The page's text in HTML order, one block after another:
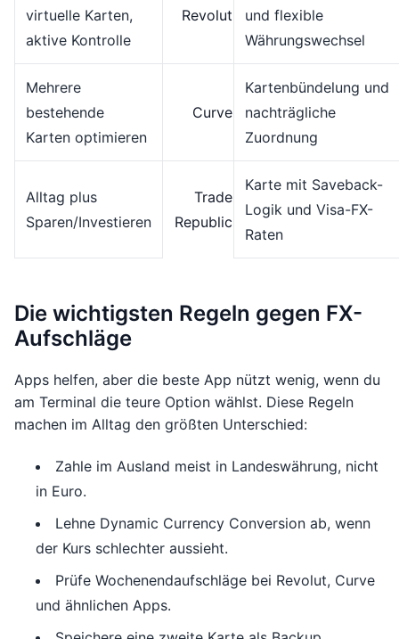
virtuelle Karten,
aktive Kontrolle
Revolut
und flexible
Währungswechsel
Mehrere
bestehende
Karten optimieren
Curve
Kartenbündelung und
nachträgliche
Zuordnung
Alltag plus
Sparen/Investieren
Trade
Republic
Karte mit Saveback-
Logik und Visa-FX-
Raten
Die wichtigsten Regeln gegen FX-
Aufschläge
Apps helfen, aber die beste App nützt wenig, wenn du
am Terminal die teure Option wählst. Diese Regeln
machen im Alltag den größten Unterschied:
Zahle im Ausland meist in Landeswährung, nicht
in Euro.
Lehne Dynamic Currency Conversion ab, wenn
der Kurs schlechter aussieht.
Prüfe Wochenendaufschläge bei Revolut, Curve
und ähnlichen Apps.